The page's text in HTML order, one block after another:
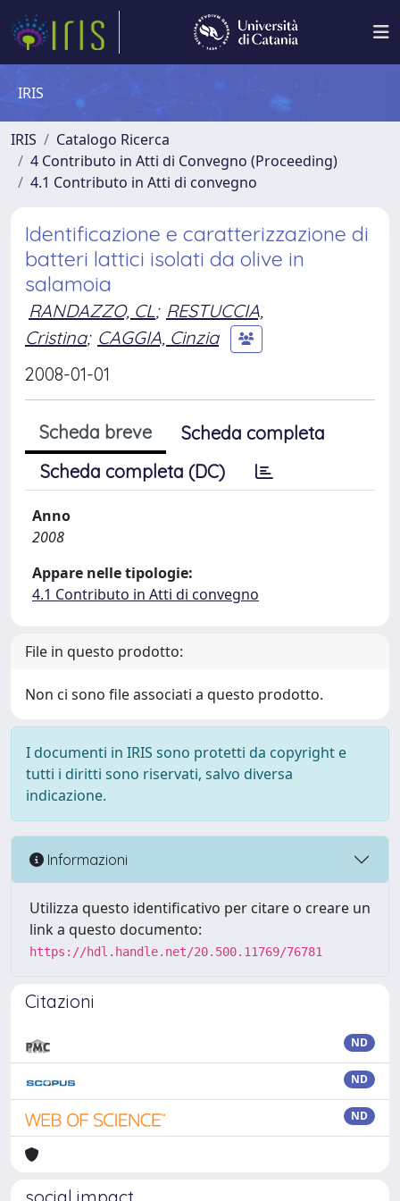
IRIS
IRIS
Catalogo Ricerca
4 Contributo in Atti di Convegno (Proceeding)
4.1 Contributo in Atti di convegno
Identificazione e caratterizzazione di
batteri lattici isolati da olive in
salamoia
RANDAZZO, CL; RESTUCCIA,
Cristina; CAGGIA, Cinzia
2008-01-01
Scheda breve
Scheda completa
Scheda completa (DC)
Anno
2008
Appare nelle tipologie:
4.1 Contributo in Atti di convegno
File in questo prodotto:
Non ci sono file associati a questo prodotto.
I documenti in IRIS sono protetti da copyright e
tutti i diritti sono riservati, salvo diversa
indicazione.
Informazioni
Utilizza questo identificativo per citare o creare un
link a questo documento:
https://hdl.handle.net/20.500.11769/76781
Citazioni
ND
ND
ND